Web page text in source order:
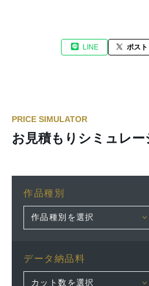
LINE ポスト
PRICE SIMULATOR
お見積もりシミュレー
作品種別
データ納品料